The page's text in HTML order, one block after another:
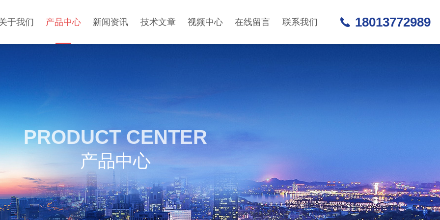
于我们 产品中心 新闻资讯 技术文章 视频中心 在线留言 联系我们 18013772989
PRODUCT CENTER
产品中心